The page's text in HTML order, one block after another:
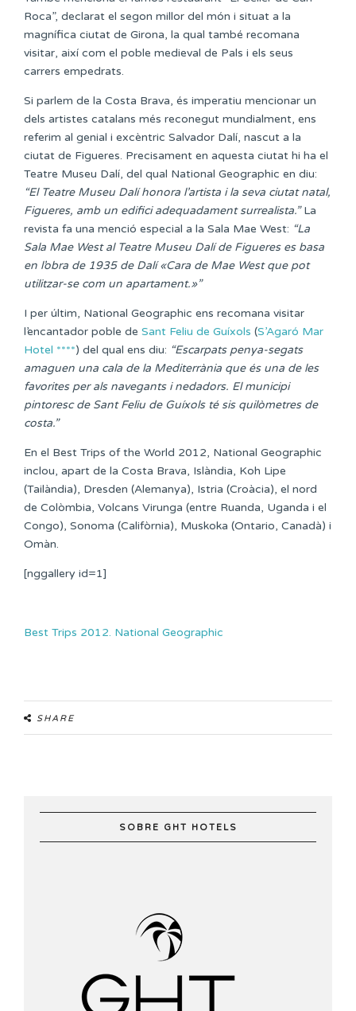
Roca”, declarat el segon millor del món i situat a la
magnífica ciutat de Girona, la qual també recomana
visitar, així com el poble medieval de Pals i els seus
carrers empedrats.
Si parlem de la Costa Brava, és imperatiu mencionar un
dels artistes catalans més reconegut mundialment, ens
referim al genial i excèntric Salvador Dalí, nascut a la
ciutat de Figueres. Precisament en aquesta ciutat hi ha el
Teatre Museu Dalí, del qual National Geographic en diu:
“El Teatre Museu Dalí honora l’artista i la seva ciutat natal,
Figueres, amb un edifici adequadament surrealista.”La
revista fa una menció especial a la Sala Mae West: “La
Sala Mae West al Teatre Museu Dalí de Figueres es basa
en l’obra de 1935 de Dalí «Cara de Mae West que pot
utilitzar-se com un apartament.»”
I per últim, National Geographic ens recomana visitar
l’encantador poble de Sant Feliu de Guíxols (S’Agaró Mar
Hotel ****) del qual ens diu: “Escarpats penya-segats
amaguen una cala de la Mediterrània que és una de les
favorites per als navegants i nedadors. El municipi
pintoresc de Sant Feliu de Guíxols té sis quilòmetres de
costa.”
En el Best Trips of the World 2012, National Geographic
inclou, apart de la Costa Brava, Islàndia, Koh Lipe
(Tailàndia), Dresden (Alemanya), Istria (Croàcia), el nord
de Colòmbia, Volcans Virunga (entre Ruanda, Uganda i el
Congo), Sonoma (Califòrnia), Muskoka (Ontario, Canadà) i
Omàn.
[nggallery id=1]
Best Trips 2012. National Geographic
SHARE
SOBRE GHT HOTELS